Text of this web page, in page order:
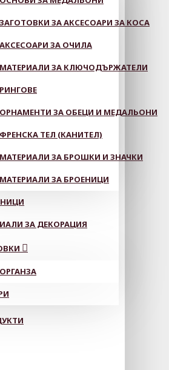
ЗАГОТОВКИ ЗА АКСЕСОАРИ ЗА КОСА
АКСЕСОАРИ ЗА ОЧИЛА
МАТЕРИАЛИ ЗА КЛЮЧОДЪРЖАТЕЛИ
РИНГОВЕ
ОРНАМЕНТИ ЗА ОБЕЦИ И МЕДАЛЬОНИ
ФРЕНСКА ТЕЛ (КАНИТЕЛ)
МАТЕРИАЛИ ЗА БРОШКИ И ЗНАЧКИ
МАТЕРИАЛИ ЗА БРОЕНИЦИ
ЗА ДЕКОРАЦИЯ
ОРГАНЗА